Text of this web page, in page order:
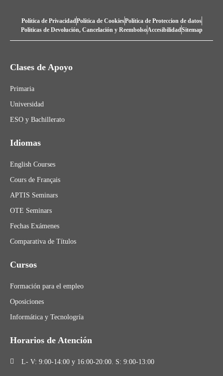
Política de PrivacidadPolítica de CookiesPolítica de Proteccion de datos
Politicas de Devolución, Cancelación y ReembolsoAccesibilidadSitemap
Clases de Apoyo
Primaria
Universidad
ESO y Bachillerato
Idiomas
English Courses
Cours de Français
APTIS Seminars
OTE Seminars
Fechas Exámenes
Comparativa de Títulos
Cursos
Formación para el empleo
Oposiciones
Informática y Tecnologría
Horarios de Atención
L- V: 9:00-14:00 y 16:00-20:00. S: 9:00-13:00